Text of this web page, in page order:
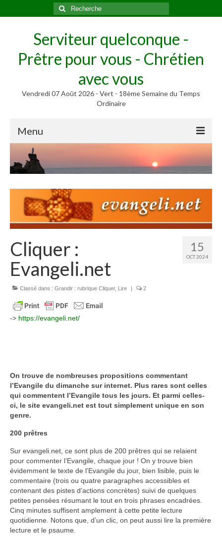
Rechercher
:
Serviteur quelconque -
Prêtre pour vous - Chrétien
avec vous
Vendredi 07 Août 2026 - Vert - 18ème Semaine du Temps
Ordinaire
Menu
Méditer
Homélies, Poèmes
Poèmes
Homélies
Homélies de Mariages
Homélies de Pèlerinages
Mon témoignage
Podcast
Lire
Articles, Chroniques
Cath.ch
Echo Magazine – Trait Libre
Voir
Films, Vidéos, Selfies
Selfies de Mariages
Mon témoignage
EdenCinéma
15
OCT 2024
Cliquer :
Evangeli.net
Classé dans : Grandir : rubrique Cliquer, Lire 2
-> https://evangeli.net/
On trouve de nombreuses propositions commentant
l’Evangile du dimanche sur internet. Plus rares sont celles
qui commentent l’Evangile tous les jours. Et parmi celles-
ci, le site evangeli.net est tout simplement unique en son
genre.
200 prêtres
Sur evangeli.net, ce sont plus de 200 prêtres qui se relaient
pour commenter l’Evangile, chaque jour ! On y trouve bien
évidemment le texte de l’Evangile du jour, bien lisible, puis le
commentaire (trois ou quatre paragraphes accessibles et
contenant des pistes d’actions concrètes) suivi de quelques
petites pensées résumant le tout en trois phrases encadrées.
Cinq minutes suffisent amplement à cette petite lecture
quotidienne. Notons que, d’un clic, on peut aussi lire la première
lecture et le psaume.